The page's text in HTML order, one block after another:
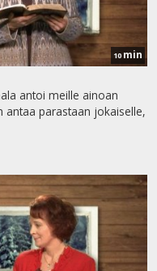
10 min
antoi meille ainoan
antaa parastaan jokaiselle,